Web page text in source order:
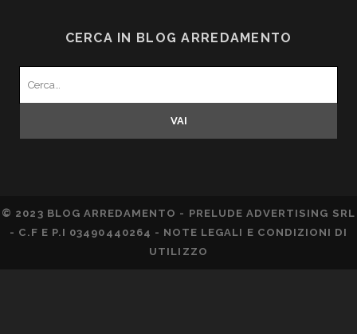
CERCA IN BLOG ARREDAMENTO
© 2023 BLOG ARREDAMENTO - PRELUDE ADVERTISING SRL
- C.F E P.I 03490440264 - NOTE LEGALI E CONDIZIONI DI
UTILIZZO